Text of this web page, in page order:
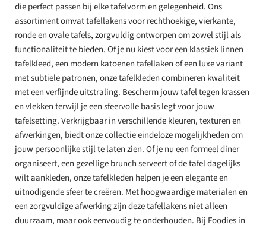
die perfect passen bij elke tafelvorm en gelegenheid. Ons
assortiment omvat tafellakens voor rechthoekige, vierkante,
ronde en ovale tafels, zorgvuldig ontworpen om zowel stijl als
functionaliteit te bieden. Of je nu kiest voor een klassiek linnen
tafelkleed, een modern katoenen tafellaken of een luxe variant
met subtiele patronen, onze tafelkleden combineren kwaliteit
met een verfijnde uitstraling. Bescherm jouw tafel tegen krassen
en vlekken terwijl je een sfeervolle basis legt voor jouw
tafelsetting. Verkrijgbaar in verschillende kleuren, texturen en
afwerkingen, biedt onze collectie eindeloze mogelijkheden om
jouw persoonlijke stijl te laten zien. Of je nu een formeel diner
organiseert, een gezellige brunch serveert of de tafel dagelijks
wilt aankleden, onze tafelkleden helpen je een elegante en
uitnodigende sfeer te creëren. Met hoogwaardige materialen en
een zorgvuldige afwerking zijn deze tafellakens niet alleen
duurzaam, maar ook eenvoudig te onderhouden. Bij Foodies in